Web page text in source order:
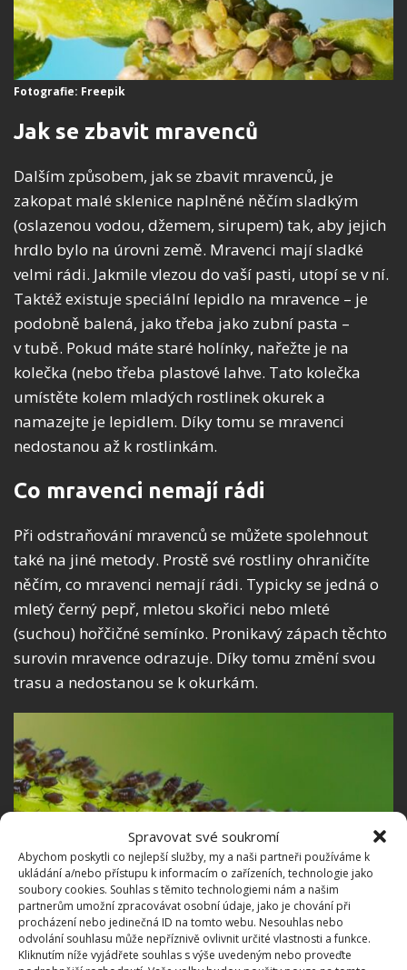
Spravovat své soukromí
Abychom poskytli co nejlepší služby, my a naši partneři používáme k
ukládání a/nebo přístupu k informacím o zařízeních, technologie jako
soubory cookies. Souhlas s těmito technologiemi nám a našim
partnerům umožní zpracovávat osobní údaje, jako je chování při
procházení nebo jedinečná ID na tomto webu. Nesouhlas nebo
odvolání souhlasu může nepříznivě ovlivnit určité vlastnosti a funkce.
Kliknutím níže vyjádřete souhlas s výše uvedeným nebo proveďte
Fotografie: Freepik
Jak se zbavit mravenců
Dalším způsobem, jak se zbavit mravenců, je
zakopat malé sklenice naplněné něčím sladkým
(oslazenou vodou, džemem, sirupem) tak, aby jejich
hrdlo bylo na úrovni země. Mravenci mají sladké
velmi rádi. Jakmile vlezou do vaší pasti, utopí se v ní.
Taktéž existuje speciální lepidlo na mravence – je
podobně balená, jako třeba jako zubní pasta –
v tubě. Pokud máte staré holínky, nařežte je na
kolečka (nebo třeba plastové lahve. Tato kolečka
umístěte kolem mladých rostlinek okurek a
namazejte je lepidlem. Díky tomu se mravenci
nedostanou až k rostlinkám.
Co mravenci nemají rádi
Při odstraňování mravenců se můžete spolehnout
také na jiné metody. Prostě své rostliny ohraničíte
něčím, co mravenci nemají rádi. Typicky se jedná o
mletý černý pepř, mletou skořici nebo mleté
(suchou) hořčičné semínko. Pronikavý zápach těchto
surovin mravence odrazuje. Díky tomu změní svou
trasu a nedostanou se k okurkám.